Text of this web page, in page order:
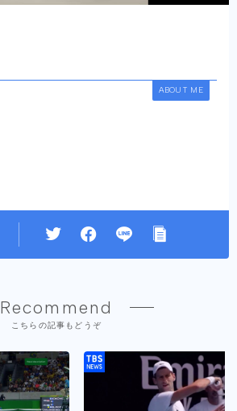
ABOUT ME
Recommend
こちらの記事もどうぞ